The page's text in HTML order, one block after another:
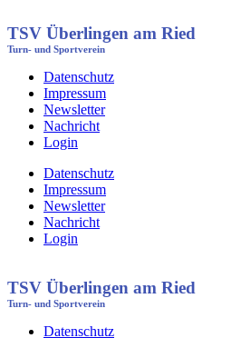
TSV Überlingen am Ried
Turn- und Sportverein
Datenschutz
Impressum
Newsletter
Nachricht
Login
Datenschutz
Impressum
Newsletter
Nachricht
Login
TSV Überlingen am Ried
Turn- und Sportverein
Datenschutz